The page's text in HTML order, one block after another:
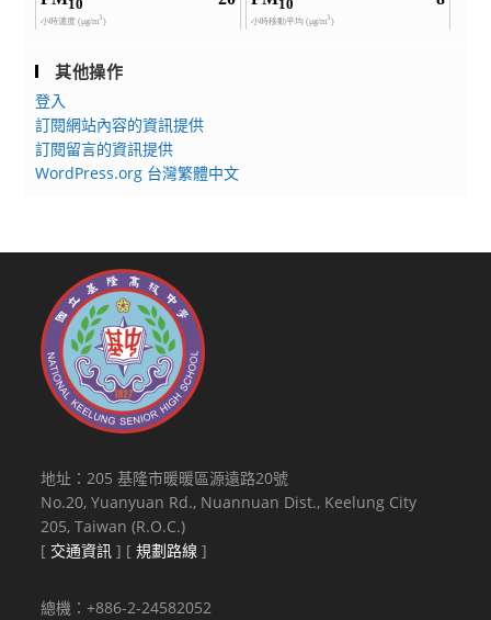
其他操作
登入
訂閱網站內容的資訊提供
訂閱留言的資訊提供
WordPress.org 台灣繁體中文
地址：205 基隆市暖暖區源遠路20號
No.20, Yuanyuan Rd., Nuannuan Dist., Keelung City
205, Taiwan (R.O.C.)
[ 交通資訊 ] [規劃路線 ]
總機：+886-2-24582052